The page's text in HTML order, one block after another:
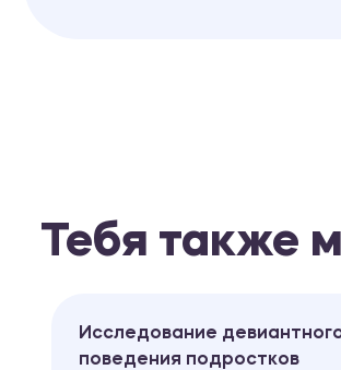
Тебя также
Исследование
поведения подростков